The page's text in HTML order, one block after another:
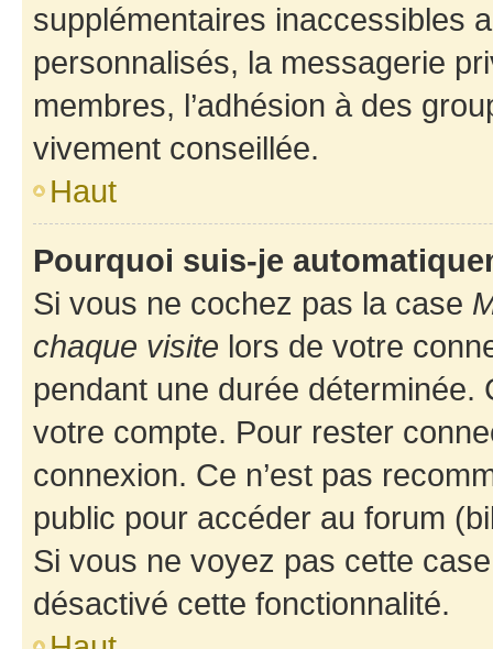
supplémentaires inaccessibles
personnalisés, la messagerie
membres, l’adhésion à des
vivement conseillée.
Haut
Pourquoi suis-je
Si vous ne cochez pas la case
chaque visite lors de votre
pendant une durée déterminée.
votre compte. Pour rester
connexion. Ce n’est pas
public pour accéder au forum
Si vous ne voyez pas cette
désactivé cette fonctionnalité.